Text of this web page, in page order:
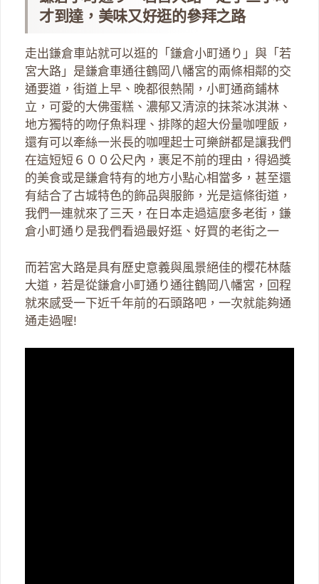
才到達，美味又好逛的參拜之路
走出鎌倉車站就可以逛的「鎌倉小町通り」與「若
宮大路」是鎌倉車通往鶴岡八幡宮的兩條相鄰的交
通要道，街道上早、晚都很熱鬧，小町通商鋪林
立，可愛的大佛蛋糕、濃郁又清涼的抹茶冰淇淋、
地方獨特的吻仔魚料理、排隊的超大份量咖哩飯，
還有可以牽絲一米長的咖哩起士可樂餅都是讓我們
在這短短６００公尺內，裹足不前的理由，得過獎
的美食或是鎌倉特有的地方小點心相當多，甚至還
有結合了古城特色的飾品與服飾，光是這條街道，
我們一連就來了三天，在日本走過這麼多老街，鎌
倉小町通り是我們看過最好逛、好買的老街之一
而若宮大路是具有歷史意義與風景絕佳的櫻花林蔭
大道，若是從鎌倉小町通り通往鶴岡八幡宮，回程
就來感受一下近千年前的石頭路吧，一次就能夠通
通走過喔!